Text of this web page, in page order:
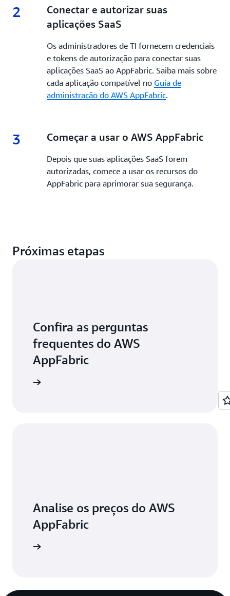
2 2.
Conectar e autorizar suas
aplicações SaaS
Os administradores de TI fornecem credenciais
e tokens de autorização para conectar suas
aplicações SaaS ao AppFabric. Saiba mais sobre
cada aplicação compatível no Guia de
administração do AWS AppFabric.
3 3.
Começar a usar o AWS AppFabric
Depois que suas aplicações SaaS forem
autorizadas, comece a usar os recursos do
AppFabric para aprimorar sua segurança.
Próximas etapas
Confira as perguntas
frequentes do AWS
AppFabric
Analise os preços do AWS
AppFabric